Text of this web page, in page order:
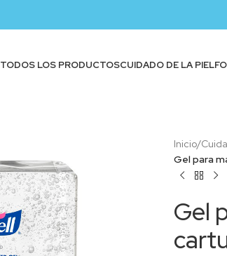
TODOS LOS PRODUCTOSCUIDADO DE LA PIEL
Inicio/
Gel para
Gel